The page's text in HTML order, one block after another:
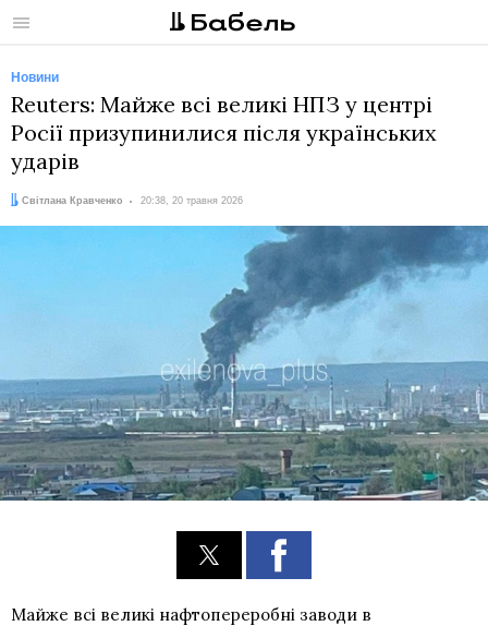
Меню
Новини
Reuters: Майже всі великі НПЗ у центрі
Росії призупинилися після українських
ударів
Автор:
Світлана Кравченко
Дата: 20:38, 20 травня 2026
Майже всі великі нафтопереробні заводи в